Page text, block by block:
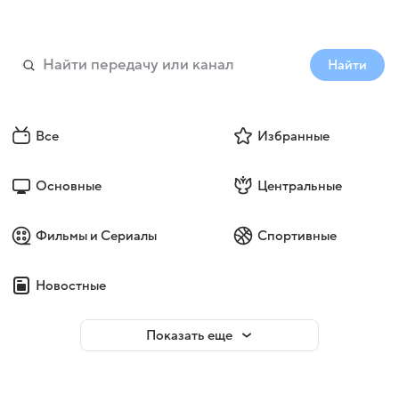
Найти
Все Избранные
Основные Центральные
Фильмы и Сериалы Спортивные
Новостные
Показать еще